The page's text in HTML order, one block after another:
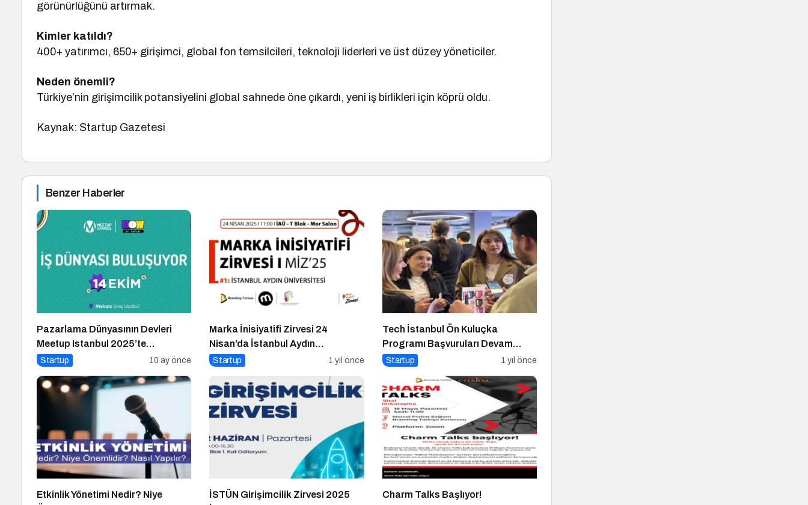
görünürlüğünü artırmak.
Kimler katıldı?
400+ yatırımcı, 650+ girişimci, global fon temsilcileri, teknoloji liderleri ve üst düzey yöneticiler.
Neden önemli?
Türkiye’nin girişimcilik potansiyelini global sahnede öne çıkardı, yeni iş birlikleri için köprü oldu.
Kaynak: Startup Gazetesi
Benzer Haberler
Pazarlama Dünyasının Devleri
Meetup Istanbul 2025’te
Buluşuyor
Startup 10 ay önce
Marka İnisiyatifi Zirvesi 24
Nisan’da İstanbul Aydın
Üniversitesi’nde!
Startup 1 yıl önce
Tech İstanbul Ön Kuluçka
Programı Başvuruları Devam
Ediyor
Startup 1 yıl önce
Etkinlik Yönetimi Nedir? Niye
İSTÜN Girişimcilik Zirvesi 2025
Charm Talks Başlıyor!